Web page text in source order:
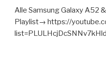
Alle Samsung Galaxy A52
Playlist→ https://